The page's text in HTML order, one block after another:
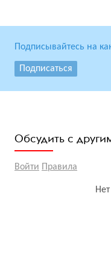
Подписывайтесь на
Подписаться
Обсудить с
Войти Правила